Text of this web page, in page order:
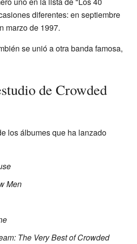
diferentes: en septiembre
marzo de 1997.
se unió a otra banda famosa,
de Crowded
los álbumes que ha lanzado
Men
The Very Best of Crowded